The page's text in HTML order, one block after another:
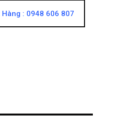
Hàng : 0948 606 807